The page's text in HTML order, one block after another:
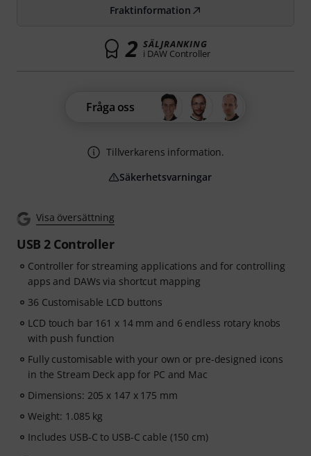
Visa översättning
USB 2 Controller
Controller for streaming applications and for controlling
apps and DAWs via shortcut mapping
36 Customisable LCD buttons
LCD touch bar 161 x 14 mm and 6 endless rotary knobs
with push function
Fully customisable with your own or pre-designed icons
in the Stream Deck app for PC and Mac
Dimensions: 205 x 147 x 175 mm
Weight: 1.085 kg
Includes USB-C to USB-C cable (150 cm)
Fraktinformation
2 SÄLJRANKING
i DAW Controller
Fråga oss
Tillverkarens information.
Säkerhetsvarningar